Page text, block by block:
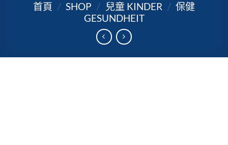
鍵
首頁 / SHOP / 兒童 KINDER / 保健
GESUNDHEIT